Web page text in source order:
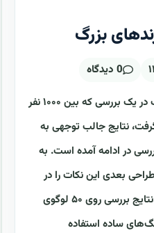
بزرگ
0 دیدگاه
اسرار طراحی لوگو برندهای بزرگ در یک بررسی که بین ۱۰۰۰ نفر
گرفت، نتایج جالب توجهی به
در ادامه آمده است. به
بعدی این نکات را در
نظر بگیرند، موفق‌تر خواهند بود.نتایج بررسی روی ۵۰ لوگوی
ساده استفاده